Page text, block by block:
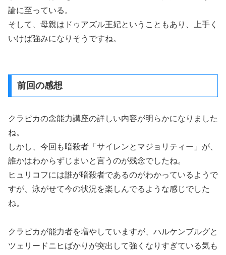
論に至っている。
そして、母親はドゥアズル王妃ということもあり、上手く
いけば強みになりそうですね。
前回の感想
クラピカの念能力講座の詳しい内容が明らかになりました
ね。
しかし、今回も暗殺者「サイレンとマジョリティー」が、
誰かはわからずじまいと言うのが残念でしたね。
ヒュリコフには誰が暗殺者であるのがわかっているようで
すが、泳がせて今の状況を楽しんでるような感じでした
ね。
クラピカが能力者を増やしていますが、ハルケンブルグと
ツェリードニヒばかりが突出して強くなりすぎている気も